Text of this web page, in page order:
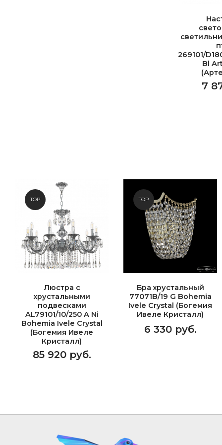
269101/
Bl
7
TOP
Люстра с
хрустальными
подвесками
AL79101/10/250 A Ni
Bohemia Ivele Crystal
(Богемия Ивеле
Кристалл)
85 920 руб.
TOP
Бра хрустальный
77071B/19 G Bohemia
Ivele Crystal (Богемия
Ивеле Кристалл)
6 330 руб.